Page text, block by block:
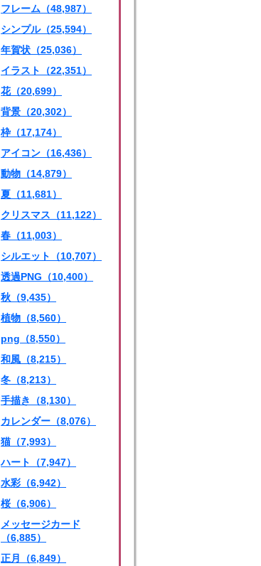
フレーム（48,987）
シンプル（25,594）
年賀状（25,036）
イラスト（22,351）
花（20,699）
背景（20,302）
枠（17,174）
アイコン（16,436）
動物（14,879）
夏（11,681）
クリスマス（11,122）
春（11,003）
シルエット（10,707）
透過PNG（10,400）
秋（9,435）
植物（8,560）
png（8,550）
和風（8,215）
冬（8,213）
手描き（8,130）
カレンダー（8,076）
猫（7,993）
ハート（7,947）
水彩（6,942）
桜（6,906）
メッセージカード
（6,885）
正月（6,849）